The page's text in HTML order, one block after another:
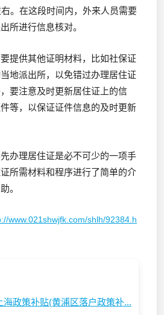
。在这段时间内，外来人员需要
所进行信息核对。
提供其他证明材料，比如社保证
地派出所，以免错过办理居住证
要注意及时更新居住证上的信
等，以保证证件信息的及时更新
办理居住证是必不可少的一项手
所需材料和程序进行了简单的介
。
www.021shwjfk.com/shlh/92384.h
海政策补贴(黄浦区落户政策补...